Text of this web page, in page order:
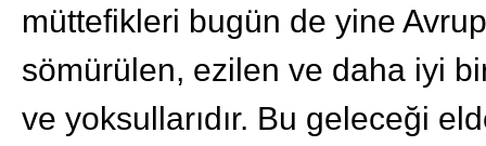
müttefikleri bugün de yine
sömürülen, ezilen ve daha iyi
ve yoksullarıdır. Bu geleceği